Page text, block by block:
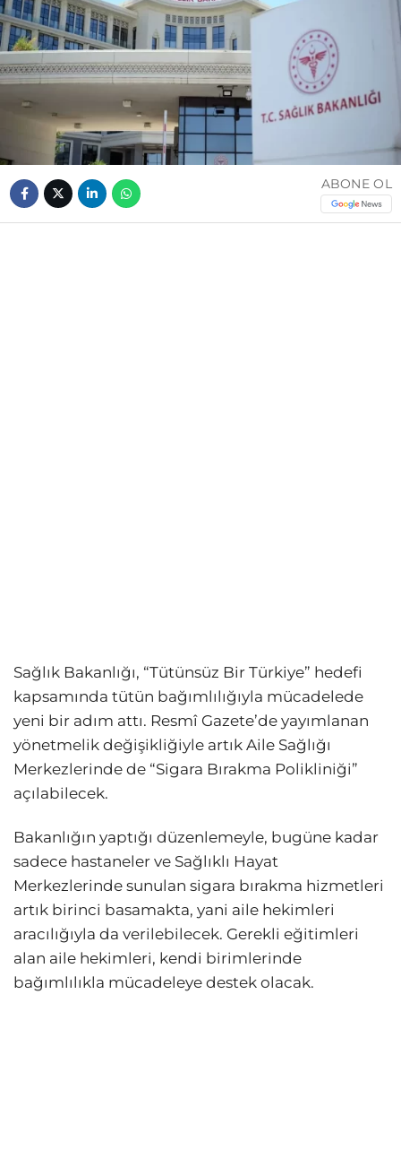
ABONE OL
Sağlık Bakanlığı, “Tütünsüz Bir Türkiye” hedefi
kapsamında tütün bağımlılığıyla mücadelede
yeni bir adım attı. Resmî Gazete’de yayımlanan
yönetmelik değişikliğiyle artık Aile Sağlığı
Merkezlerinde de “Sigara Bırakma Polikliniği”
açılabilecek.
Bakanlığın yaptığı düzenlemeyle, bugüne kadar
sadece hastaneler ve Sağlıklı Hayat
Merkezlerinde sunulan sigara bırakma hizmetleri
artık birinci basamakta, yani aile hekimleri
aracılığıyla da verilebilecek. Gerekli eğitimleri
alan aile hekimleri, kendi birimlerinde
bağımlılıkla mücadeleye destek olacak.